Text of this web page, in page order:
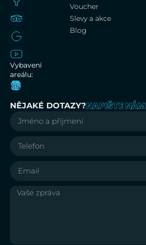
Vybavení
areálu:
Voucher
Slevy a akce
Blog
NĚJAKÉ DOTAZY?NAPIŠTE NÁM